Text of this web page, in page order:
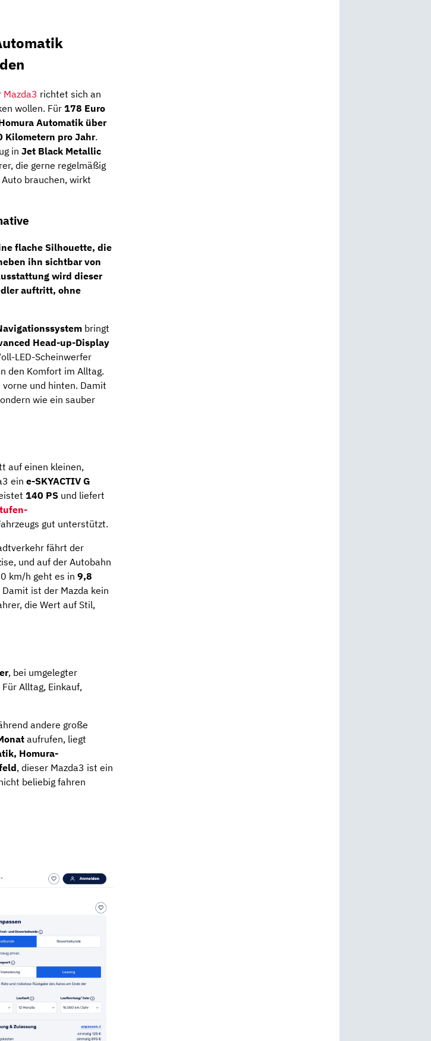
Mazda3 richtet sich an
wollen. Für 178 Euro
Automatik über
Kilometern pro Jahr.
in Jet Black Metallic
die gerne regelmäßig
brauchen, wirkt
flache Silhouette, die
ihn sichtbar von
wird dieser
auftritt, ohne
bringt
Head-up-Display
LED-Scheinwerfer
den Komfort im Alltag.
und hinten. Damit
wie ein sauber
auf einen kleinen,
ein e-SKYACTIV G
140 PS und liefert
gut unterstützt.
fährt der
und auf der Autobahn
km/h geht es in 9,8
Damit ist der Mazda kein
die Wert auf Stil,
, bei umgelegter
Für Alltag, Einkauf,
andere große
aufrufen, liegt
Homura-
, dieser Mazda3 ist ein
beliebig fahren